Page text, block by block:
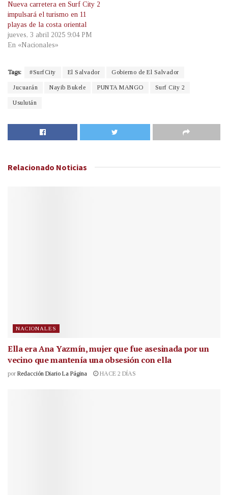
Nueva carretera en Surf City 2
impulsará el turismo en 11
playas de la costa oriental
jueves, 3 abril 2025 9:04 PM
En «Nacionales»
Tags: #SurfCity El Salvador Gobierno de El Salvador
Jucuarán Nayib Bukele PUNTA MANGO Surf City 2
Usulután
Relacionado Noticias
NACIONALES
Ella era Ana Yazmín, mujer que fue asesinada por un
vecino que mantenía una obsesión con ella
por Redacción Diario La Página HACE 2 DÍAS